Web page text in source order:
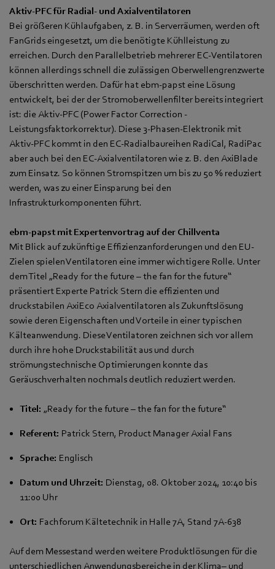
Aktiv-PFC für Radial- und Axialventilatoren
Bei größeren Kühlaufgaben, z. B. in Serverräumen, werden oft
FanGrids eingesetzt, um die benötigte Kühlleistung zu
erreichen. Durch den Parallelbetrieb mehrerer EC-Ventilatoren
können allerdings schnell die zulässigen Oberwellengrenzwerte
überschritten werden. Dafür hat ebm‑papst eine Lösung
entwickelt, bei der der Stromoberwellenfilter bereits integriert
ist: die Aktiv-PFC (Power Factor Correction -
Leistungsfaktorkorrektur). Diese 3-Phasen-Elektronik mit
Aktiv-PFC kommt in den EC-Radialbaureihen RadiCal, RadiPac
aber auch bei den EC-Axialventilatoren wie z. B. den AxiBlade
zum Einsatz. So können Stromspitzen um bis zu 50 % reduziert
werden, was zu einer Einsparung bei den
Infrastrukturkomponenten führt.
ebm‑papst mit Expertenvortrag auf der Chillventa
Mit Blick auf zukünftige Effizienzanforderungen und den EU-
Zielen spielen Ventilatoren eine immer wichtigere Rolle. Unter
dem Titel „Ready for the future – the fan for the future“
präsentiert Experte Patrick Stern die effizienten und
druckstabilen AxiEco Axialventilatoren als Zukunftslösung
sowie deren Eigenschaften und Vorteile in einer typischen
Kälteanwendung. Diese Ventilatoren zeichnen sich vor allem
durch ihre hohe Druckstabilität aus und durch
strömungstechnische Optimierungen konnte das
Geräuschverhalten nochmals deutlich reduziert werden.
Titel: „Ready for the future – the fan for the future“
Referent: Patrick Stern, Product Manager Axial Fans
Sprache: Englisch
Datum und Uhrzeit: Dienstag, 08. Oktober 2024, 10:40 bis
11:00 Uhr
Ort: Fachforum Kältetechnik in Halle 7A, Stand 7A-638
Auf dem Messestand werden weitere Produktlösungen für die
unterschiedlichen Anwendungsbereiche in der Klima– und